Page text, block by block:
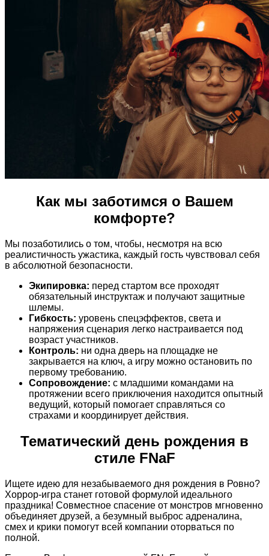
Как мы заботимся о Вашем
комфорте?
Мы позаботились о том, чтобы, несмотря на всю
реалистичность ужастика, каждый гость чувствовал себя
в абсолютной безопасности.
Экипировка: перед стартом все проходят
обязательный инструктаж и получают защитные
шлемы.
Гибкость: уровень спецэффектов, света и
напряжения сценария легко настраивается под
возраст участников.
Контроль: ни одна дверь на площадке не
закрывается на ключ, а игру можно остановить по
первому требованию.
Сопровождение: с младшими командами на
протяжении всего приключения находится опытный
ведущий, который помогает справляться со
страхами и координирует действия.
Тематический день рождения в
стиле FNaF
Ищете идею для незабываемого дня рождения в Ровно?
Хоррор-игра станет готовой формулой идеального
праздника! Совместное спасение от монстров мгновенно
объединяет друзей, а безумный выброс адреналина,
смех и крики помогут всей компании оторваться по
полной.